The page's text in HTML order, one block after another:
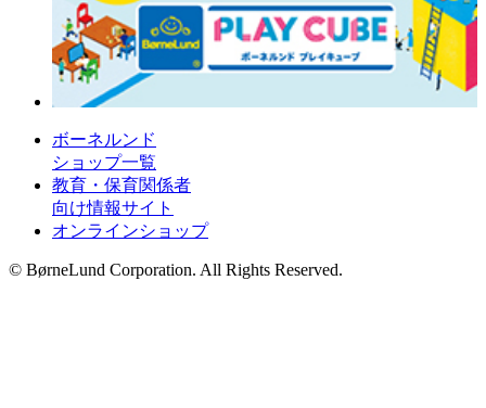
ボーネルンド
ショップ一覧
教育・保育関係者
向け情報サイト
オンラインショップ
© BørneLund Corporation. All Rights Reserved.